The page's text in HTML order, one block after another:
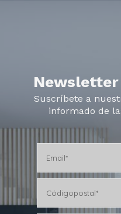
Newsletter
Suscríbete a
informado de